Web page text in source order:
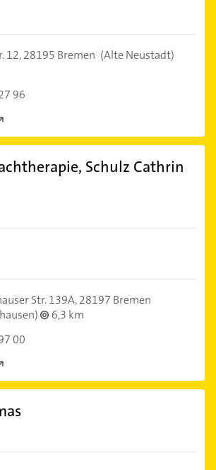
12,28195 Bremen (Alte Neustadt)
96
Schulz Cathrin
Str. 139A,28197 Bremen
6,3 km
00